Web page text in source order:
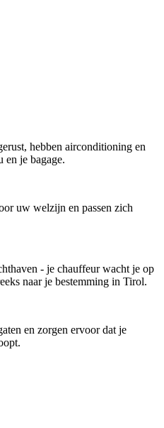
hebben airconditioning en
en je bagage.
uw welzijn en passen zich
- je chauffeur wacht je op
naar je bestemming in Tirol.
en zorgen ervoor dat je